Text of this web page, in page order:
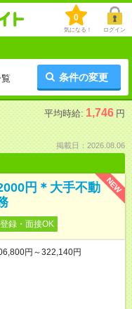
0
気になる！ ログイン
条件の変更
平均時給: 1,746 円
掲載日：2026.08.06
NEW
円＊大手不動
録・面接OK
円～322,140円